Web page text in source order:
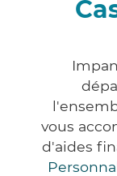
vous
d'aides